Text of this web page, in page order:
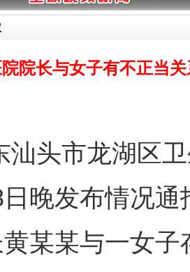
院院长与女子有不正当
市龙湖区卫
日晚发布情况
某某与一女